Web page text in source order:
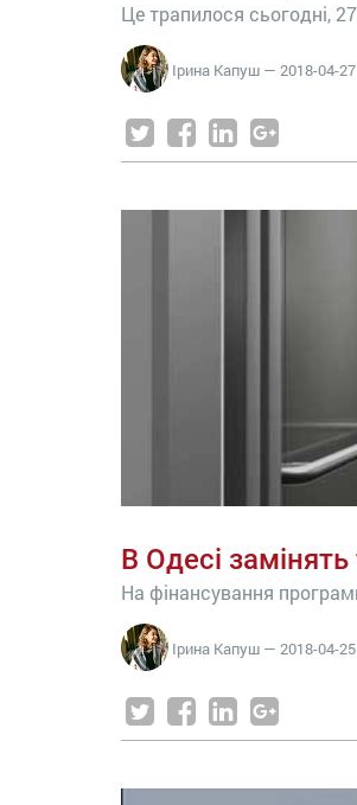
Це трапилося сьогодні,
Ірина Капуш — 2018-04-27
В Одесі
На фінансування
Ірина Капуш — 2018-04-25